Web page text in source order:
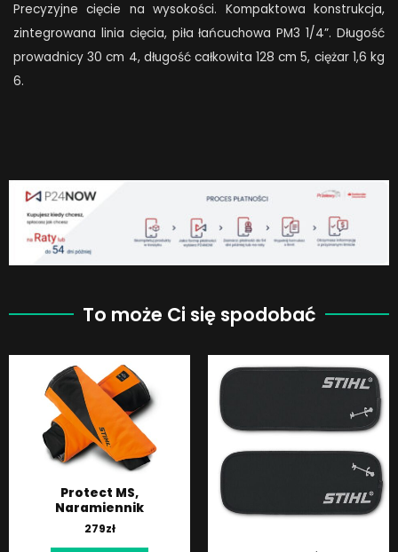
Precyzyjne cięcie na wysokości. Kompaktowa konstrukcja,
zintegrowana linia cięcia, piła łańcuchowa PM3 1/4”. Długość
prowadnicy 30 cm 4, długość całkowita 128 cm 5, ciężar 1,6 kg
6.
To może Ci się spodobać
Protect MS,
Naramiennik
279zł